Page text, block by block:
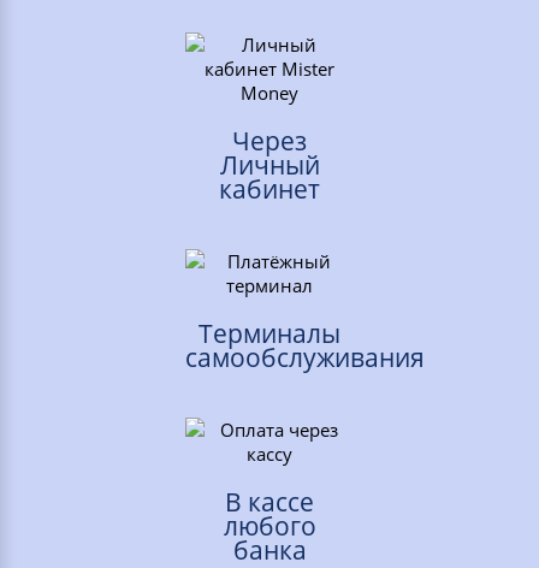
Через
Личный
кабинет
Терминалы
самообслуживания
В кассе
любого
банка